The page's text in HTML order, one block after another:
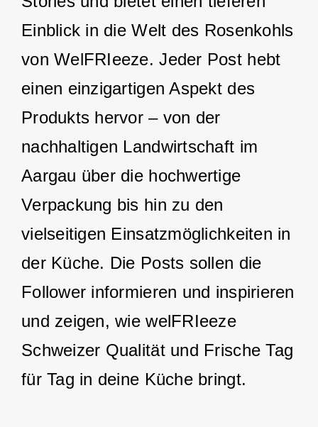
Einblick in die Welt des Rosenkohls
von WelFRIeeze. Jeder Post hebt
einen einzigartigen Aspekt des
Produkts hervor – von der
nachhaltigen Landwirtschaft im
Aargau über die hochwertige
Verpackung bis hin zu den
vielseitigen Einsatzmöglichkeiten in
der Küche. Die Posts sollen die
Follower informieren und inspirieren
und zeigen, wie welFRIeeze
Schweizer Qualität und Frische Tag
für Tag in deine Küche bringt.